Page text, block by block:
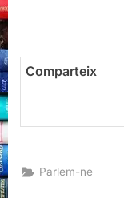
Comparteix
Parlem-ne